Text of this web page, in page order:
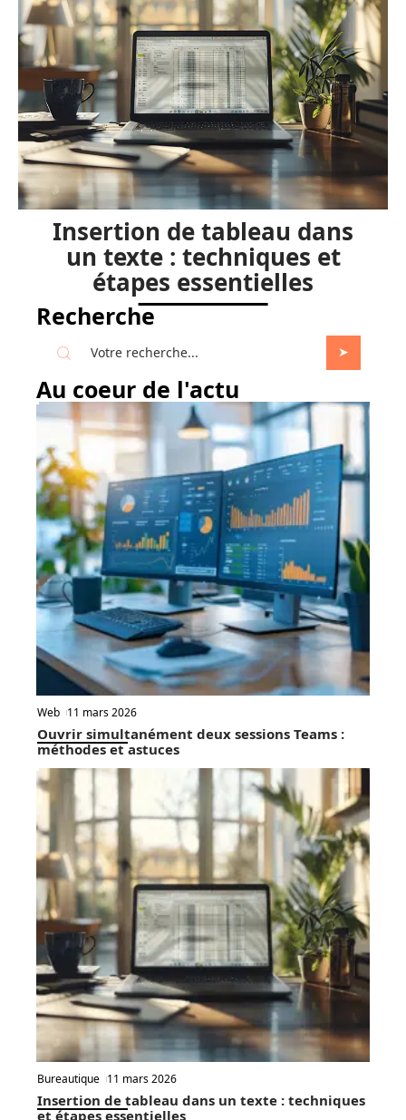
Insertion de tableau dans
un texte : techniques et
étapes essentielles
Recherche
Au coeur de l'actu
Web 11 mars 2026
Ouvrir simultanément deux sessions Teams :
méthodes et astuces
Bureautique 11 mars 2026
Insertion de tableau dans un texte : techniques
et étapes essentielles